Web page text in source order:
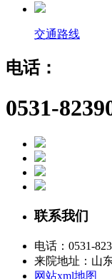
交通路线
电话：
0531-
联系我们
电话： 0531-
来院地址：山
网站xml地图